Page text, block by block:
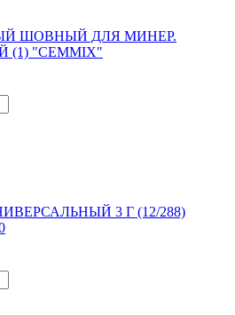
ШОВНЫЙ ДЛЯ МИНЕР.
(1) "CEMMIX"
3 Г (12/288)